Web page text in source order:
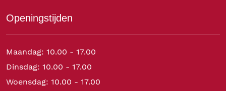
Openingstijden
Maandag: 10.00 - 17.00
Dinsdag: 10.00 - 17.00
Woensdag: 10.00 - 17.00